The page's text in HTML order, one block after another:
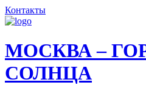
Контакты
МОСКВА –
СОЛНЦА